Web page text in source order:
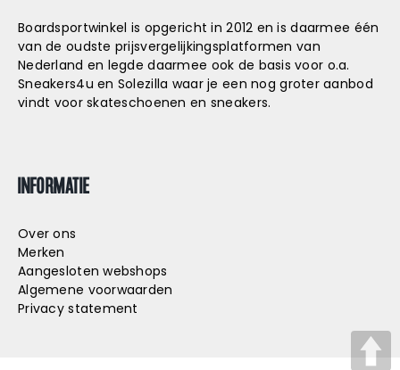
Boardsportwinkel is opgericht in 2012 en is daarmee één
van de oudste prijsvergelijkingsplatformen van
Nederland en legde daarmee ook de basis voor o.a.
Sneakers4u en Solezilla waar je een nog groter aanbod
vindt voor skateschoenen en sneakers.
INFORMATIE
Over ons
Merken
Aangesloten webshops
Algemene voorwaarden
Privacy statement